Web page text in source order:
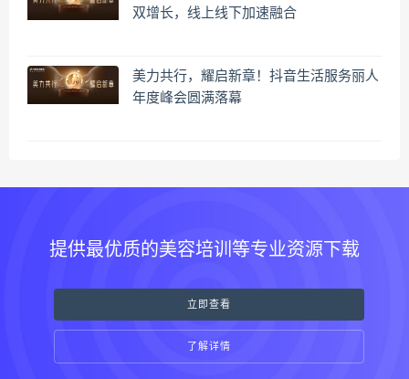
双增长，线上线下加速融合
美力共行，耀启新章！抖音生活服务丽人
年度峰会圆满落幕
提供最优质的美容培训等专业资源下载
立即查看
了解详情